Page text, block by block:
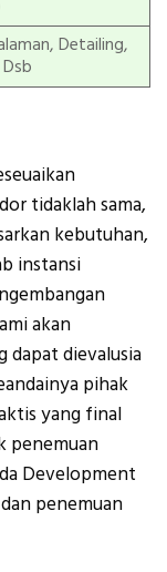
Detailing,
tidaklah sama,
kebutuhan,
instansi
akan
dapat dievalusia
pihak
yang final
penemuan
Development
penemuan